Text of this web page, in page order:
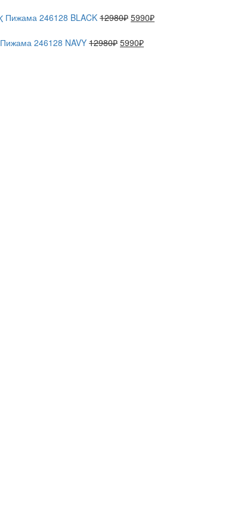
Пижама 246128 BLACK 12980₽ Первоначальная
составляла
5990₽Текущая
Пижама 246128 NAVY 12980₽ Первоначальная
5990₽Текущая